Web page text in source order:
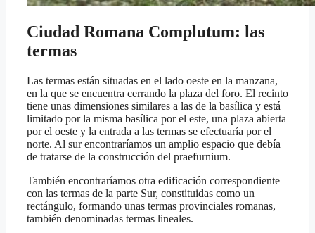
Ciudad Romana Complutum: las
termas
Las termas están situadas en el lado oeste en la manzana,
en la que se encuentra cerrando la plaza del foro. El recinto
tiene unas dimensiones similares a las de la basílica y está
limitado por la misma basílica por el este, una plaza abierta
por el oeste y la entrada a las termas se efectuaría por el
norte. Al sur encontraríamos un amplio espacio que debía
de tratarse de la construcción del praefurnium.
También encontraríamos otra edificación correspondiente
con las termas de la parte Sur, constituidas como un
rectángulo, formando unas termas provinciales romanas,
también denominadas termas lineales.